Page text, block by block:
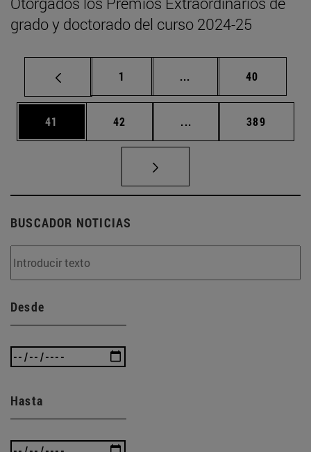
grado y doctorado del curso 2024-25
Página
1 ... Páginas intermedias
Página
40
Página
41 Página
42 ... Páginas intermedias
Página
389
BUSCADOR NOTICIAS
Desde
Hasta